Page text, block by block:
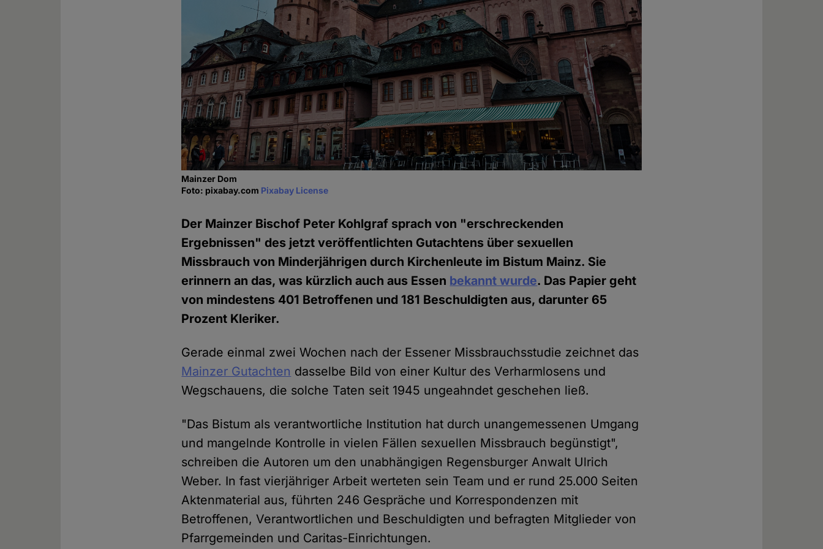
Mainzer Dom
Foto: pixabay.com Pixabay License
Der Mainzer Bischof Peter Kohlgraf sprach von "erschreckenden
Ergebnissen" des jetzt veröffentlichten Gutachtens über sexuellen
Missbrauch von Minderjährigen durch Kirchenleute im Bistum Mainz. Sie
erinnern an das, was kürzlich auch aus Essen bekannt wurde. Das Papier geht
von mindestens 401 Betroffenen und 181 Beschuldigten aus, darunter 65
Prozent Kleriker.
Gerade einmal zwei Wochen nach der Essener Missbrauchsstudie zeichnet das
Mainzer Gutachten dasselbe Bild von einer Kultur des Verharmlosens und
Wegschauens, die solche Taten seit 1945 ungeahndet geschehen ließ.
"Das Bistum als verantwortliche Institution hat durch unangemessenen Umgang
und mangelnde Kontrolle in vielen Fällen sexuellen Missbrauch begünstigt",
schreiben die Autoren um den unabhängigen Regensburger Anwalt Ulrich
Weber. In fast vierjähriger Arbeit werteten sein Team und er rund 25.000 Seiten
Aktenmaterial aus, führten 246 Gespräche und Korrespondenzen mit
Betroffenen, Verantwortlichen und Beschuldigten und befragten Mitglieder von
Pfarrgemeinden und Caritas-Einrichtungen.